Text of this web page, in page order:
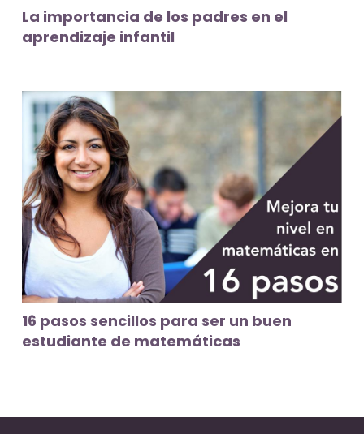
La importancia de los padres en el
aprendizaje infantil
16 pasos sencillos para ser un buen
estudiante de matemáticas